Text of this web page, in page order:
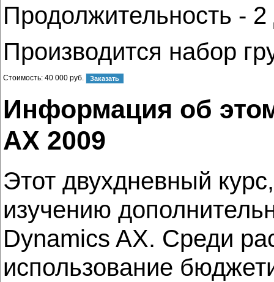
Продолжительность - 2
Производится набор
Стоимость: 40 000 руб.
Информация об
AX 2009
Этот двухдневный
изучению
Dynamics AX. Среди
использование